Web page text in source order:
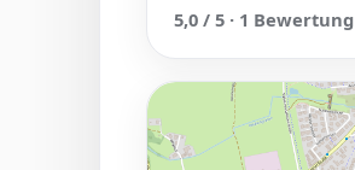
5,0 / 5 · 1 Bewertung